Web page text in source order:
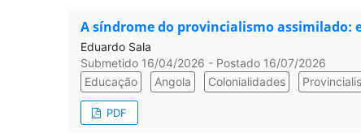
A síndrome do provincialismo assimilado:
Eduardo Sala
Submetido 16/04/2026 - Postado 16/07/2026
Educação
Angola Colonialidades
PDF